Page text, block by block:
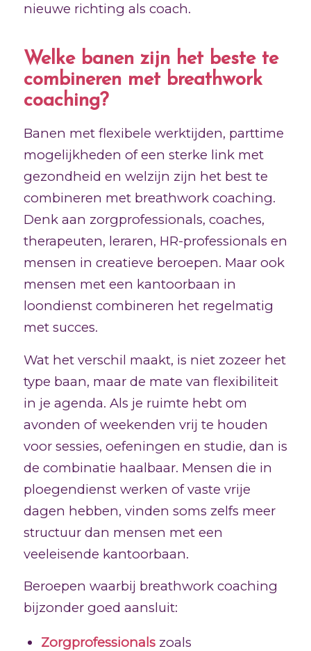
nieuwe richting als coach.
Welke banen zijn het beste te
combineren met breathwork
coaching?
Banen met flexibele werktijden, parttime
mogelijkheden of een sterke link met
gezondheid en welzijn zijn het best te
combineren met breathwork coaching.
Denk aan zorgprofessionals, coaches,
therapeuten, leraren, HR-professionals en
mensen in creatieve beroepen. Maar ook
mensen met een kantoorbaan in
loondienst combineren het regelmatig
met succes.
Wat het verschil maakt, is niet zozeer het
type baan, maar de mate van flexibiliteit
in je agenda. Als je ruimte hebt om
avonden of weekenden vrij te houden
voor sessies, oefeningen en studie, dan is
de combinatie haalbaar. Mensen die in
ploegendienst werken of vaste vrije
dagen hebben, vinden soms zelfs meer
structuur dan mensen met een
veeleisende kantoorbaan.
Beroepen waarbij breathwork coaching
bijzonder goed aansluit:
Zorgprofessionalszoals